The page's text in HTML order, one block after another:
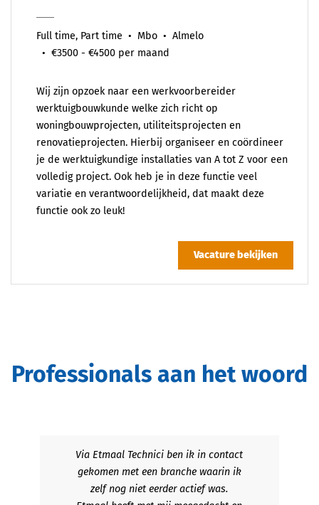
Full time, Part time Mbo
Almelo
€3500 - €4500 per maand
Wij zijn opzoek naar een werkvoorbereider
werktuigbouwkunde welke zich richt op
woningbouwprojecten, utiliteitsprojecten en
renovatieprojecten. Hierbij organiseer en coördineer
je de werktuigkundige installaties van A tot Z voor een
volledig project. Ook heb je in deze functie veel
variatie en verantwoordelijkheid, dat maakt deze
functie ook zo leuk!
Vacature bekijken
Professionals aan het woord
Via Etmaal Technici ben ik in contact
gekomen met een branche waarin ik
zelf nog niet eerder actief was.